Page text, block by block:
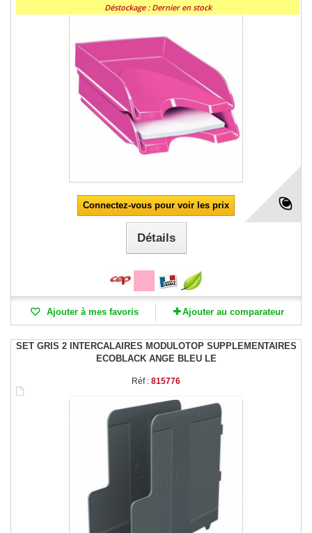
Déstockage : Dernier en stock
Connectez-vous pour voir les prix
Détails
Ajouter à mes favoris Ajouter au comparateur
SET GRIS 2 INTERCALAIRES MODULOTOP SUPPLEMENTAIRES
ECOBLACK ANGE BLEU LE
Réf : 815776